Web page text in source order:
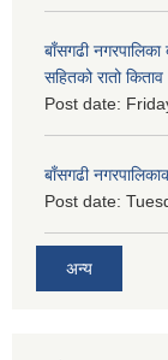
बाँसगढी
सहितको रातो
Post date:
बाँसगढी
Post date:
अन्य